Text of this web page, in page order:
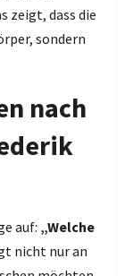
zeigt, dass die
sondern
nach
auf: „Welche
nicht nur an